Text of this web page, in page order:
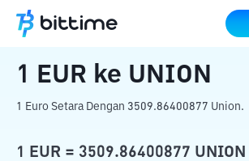
Beranda Konverter Kripto ke
1 EUR ke UNION
1 Euro Setara Dengan 3509.86400877 Union.
1 EUR = 3509.86400877 UNION